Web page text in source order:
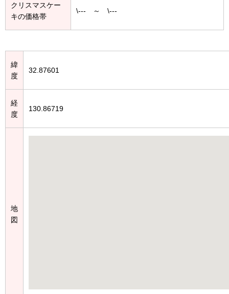
クリスマスケー
キの価格帯
\--- ～ \---
緯
度
32.87601
経
度
130.86719
地
図